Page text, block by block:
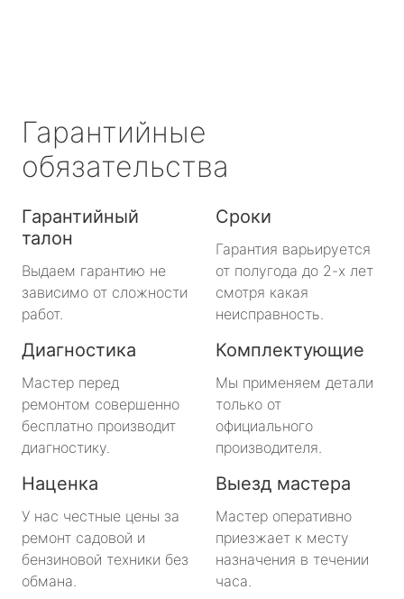
Гарантийные
обязательства
Гарантийный
талон
Выдаем гарантию не
зависимо от сложности
работ.
Сроки
Гарантия варьируется
от полугода до 2-х лет
смотря какая
неисправность.
Диагностика
Мастер перед
ремонтом совершенно
бесплатно производит
диагностику.
Комплектующие
Мы применяем детали
только от
официального
производителя.
Наценка
У нас честные цены за
ремонт садовой и
бензиновой техники без
обмана.
Выезд мастера
Мастер оперативно
приезжает к месту
назначения в течении
часа.